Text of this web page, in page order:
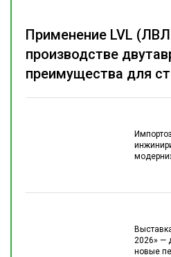
2026» —
новые
Применение LVL
производстве
преимущества для